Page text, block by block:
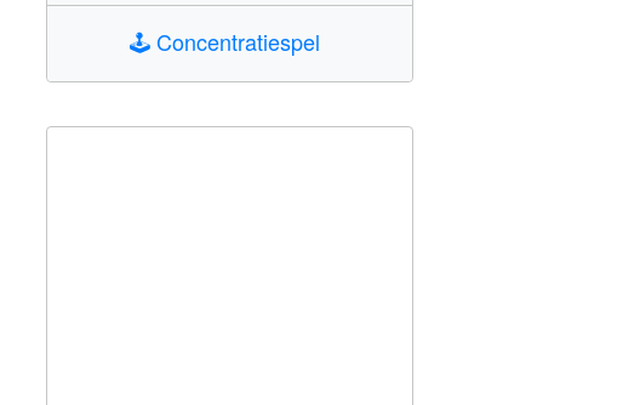
🕹️Concentratiespel